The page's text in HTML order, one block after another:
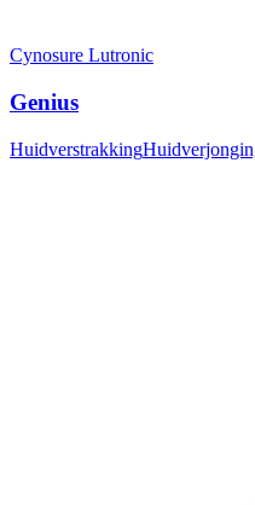
Cynosure Lutronic
Genius
Huidverstrakking